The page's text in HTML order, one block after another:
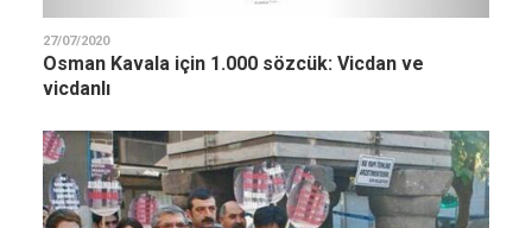
27/07/2020
Osman Kavala için 1.000 sözcük: Vicdan ve
vicdanlı